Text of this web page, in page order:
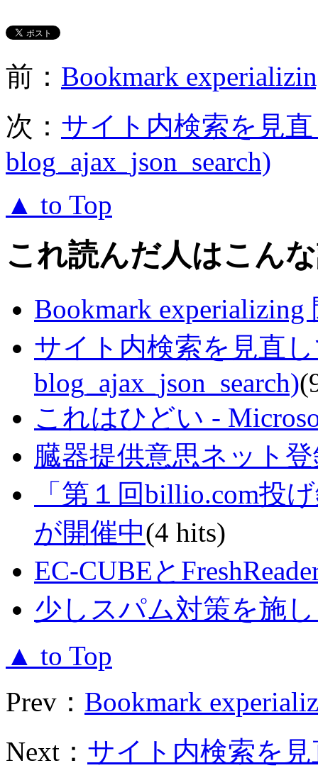
前： Bookmark
次： サイト内検索を見直
blog_ajax_json_search)
▲ to Top
これ読んだ人はこん
Bookmark
サイト内検索を見直し
blog_ajax_json_search)
これはひどい -
臓器提供意思ネット
「第１回billio.com投
が開催中(4 hits)
EC-CUBEと
少しスパム対策を施
▲ to Top
Prev： Bookmark
Next： サイト内検索を